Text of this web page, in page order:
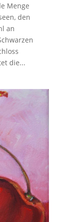
Menge
den
an
die...